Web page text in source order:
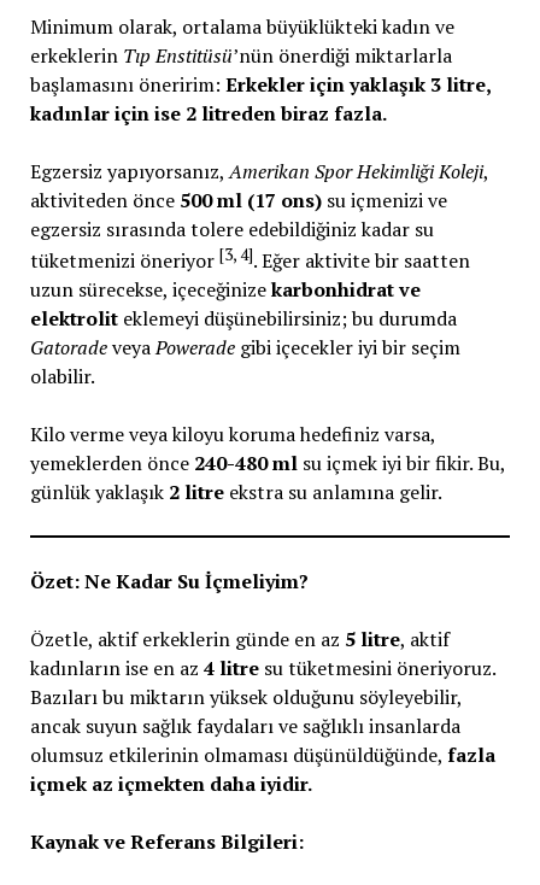
Minimum olarak, ortalama büyüklükteki kadın ve
erkeklerin Tıp Enstitüsü’nün önerdiği miktarlarla
başlamasını öneririm: Erkekler için yaklaşık 3 litre,
kadınlar için ise 2 litreden biraz fazla.
Egzersiz yapıyorsanız,Amerikan Spor Hekimliği Koleji,
aktiviteden önce 500 ml (17 ons)su içmenizi ve
egzersiz sırasında tolere edebildiğiniz kadar su
tüketmenizi öneriyor [3, 4]. Eğer aktivite bir saatten
uzun sürecekse, içeceğinizekarbonhidrat ve
elektroliteklemeyi düşünebilirsiniz; bu durumda
GatoradeveyaPoweradegibi içecekler iyi bir seçim
olabilir.
Kilo verme veya kiloyu koruma hedefiniz varsa,
yemeklerden önce 240-480 ml su içmek iyi bir fikir. Bu,
günlük yaklaşık 2 litreekstra su anlamına gelir.
Özet: Ne Kadar Su İçmeliyim?
Özetle, aktif erkeklerin günde en az 5 litre, aktif
kadınların ise en az 4 litresu tüketmesini öneriyoruz.
Bazıları bu miktarın yüksek olduğunu söyleyebilir,
ancak suyun sağlık faydaları ve sağlıklı insanlarda
olumsuz etkilerinin olmaması düşünüldüğünde, fazla
içmek az içmekten daha iyidir.
Kaynak ve Referans Bilgileri: